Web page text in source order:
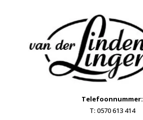
Telefoonnummer:
T: 0570 613 414